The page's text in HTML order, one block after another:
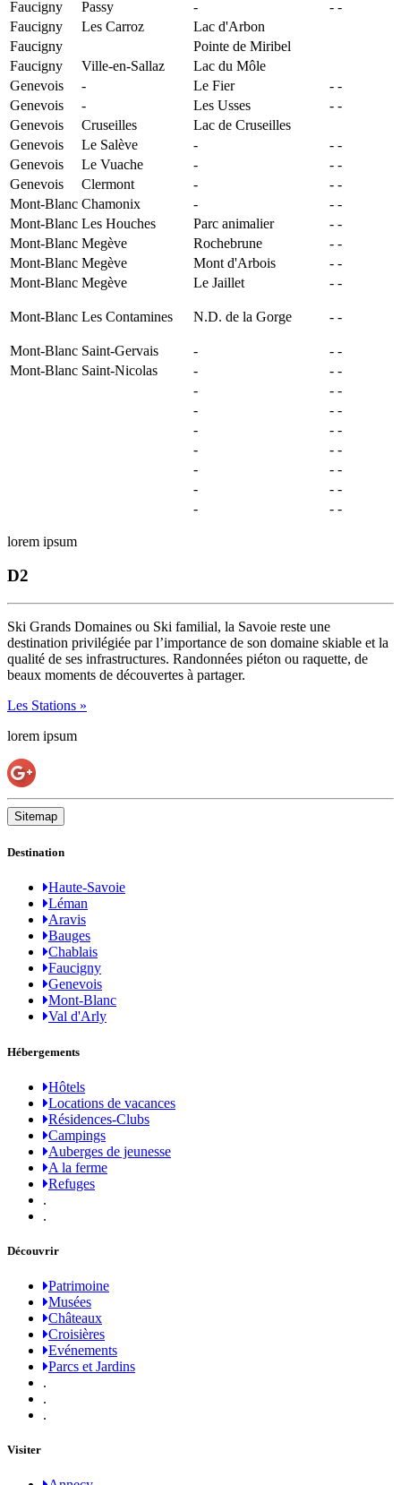
Faucigny Passy - - -
Faucigny
Les Carroz
Lac d'Arbon
Faucigny
Pointe de Miribel
Faucigny
Ville-en-Sallaz
Lac du Môle
Genevois
- Le Fier - -
Genevois
- Les Usses - -
Genevois
Cruseilles
Lac de Cruseilles
Genevois
Le Salève - - -
Genevois
Le Vuache - - -
Genevois
Clermont - - -
Mont-Blanc Chamonix - - -
Mont-Blanc Les Houches Parc animalier - -
Mont-Blanc Megève Rochebrune - -
Mont-Blanc Megève Mont d'Arbois - -
Mont-Blanc Megève Le Jaillet - -
Mont-Blanc Les Contamines N.D. de la Gorge - -
Mont-Blanc Saint-Gervais - - -
Mont-Blanc Saint-Nicolas - - -
-
- -
-
- -
-
- -
-
- -
-
- -
-
- -
-
- -
lorem ipsum
D2
Ski Grands Domaines ou Ski familial, la Savoie reste une
destination privilégiée par l’importance de son domaine skiable et la
qualité de ses infrastructures. Randonnées piéton ou raquette, de
beaux moments de découvertes à partager.
Les Stations »
lorem ipsum
Sitemap
Destination
Haute-Savoie
Léman
Aravis
Bauges
Chablais
Faucigny
Genevois
Mont-Blanc
Val d'Arly
Hébergements
Hôtels
Locations de vacances
Résidences-Clubs
Campings
Auberges de jeunesse
A la ferme
Refuges
.
.
Découvrir
Patrimoine
Musées
Châteaux
Croisières
Evénements
Parcs et Jardins
.
.
.
Visiter